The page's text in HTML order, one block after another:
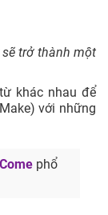
sẽ trở thành một
khác nhau để
với những
phổ